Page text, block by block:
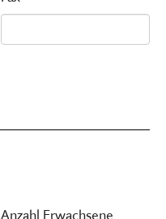
Anzahl Erwachsene